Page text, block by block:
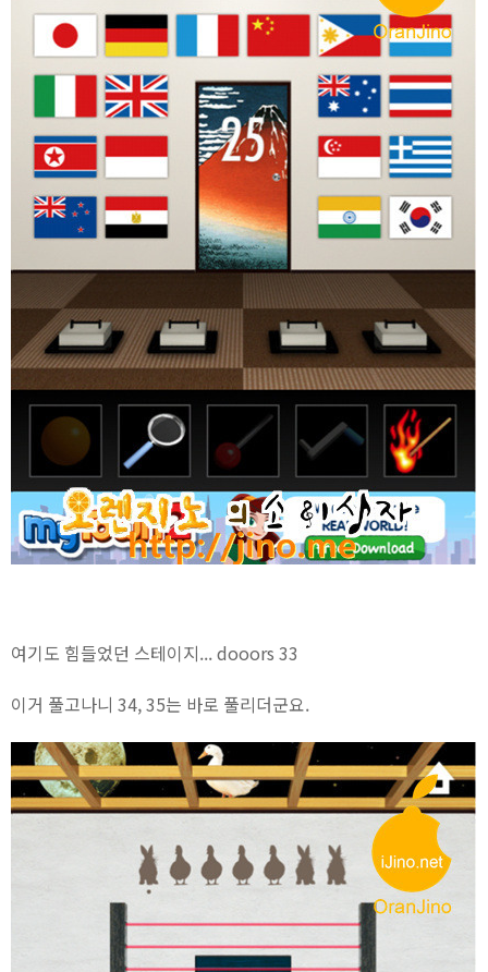
여기도 힘들었던 스테이지... dooors 33
이거 풀고나니 34, 35는 바로 풀리더군요.